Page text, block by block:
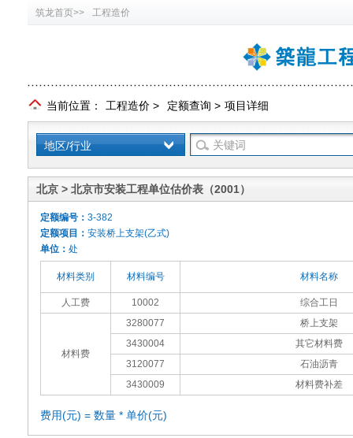
筑龙首页>> 工程造价
当前位置： 工程造价 > 定额查询 > 项目详细
地区/行业
北京 > 北京市安装工程单位估价表（2001）
定额编号： 3-382
定额项目： 安装桥上支架(乙式)
单位： 处
材料类别 材料编号 材料名称
人工费 10002 综合工日
材料费
3280077
桥上支架
3430004
其它材料费
3120077
石油沥青
3430009
材料费补差
费用(元) = 数量 * 单价(元)